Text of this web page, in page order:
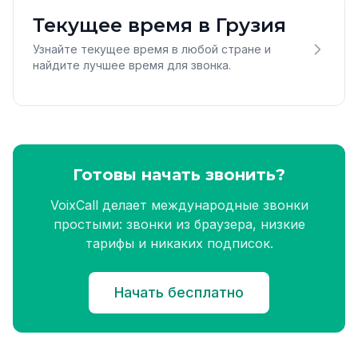
Текущее время в Грузия
Узнайте текущее время в любой стране и
найдите лучшее время для звонка.
Готовы начать звонить?
VoixCall делает международные звонки
простыми: звонки из браузера, низкие
тарифы и никаких подписок.
Начать бесплатно